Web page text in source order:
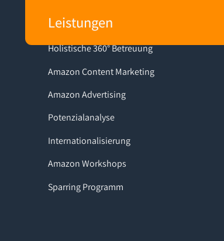
Leistungen
Holistische 360° Betreuung
Amazon Content Marketing
Amazon Advertising
Potenzialanalyse
Internationalisierung
Amazon Workshops
Sparring Programm